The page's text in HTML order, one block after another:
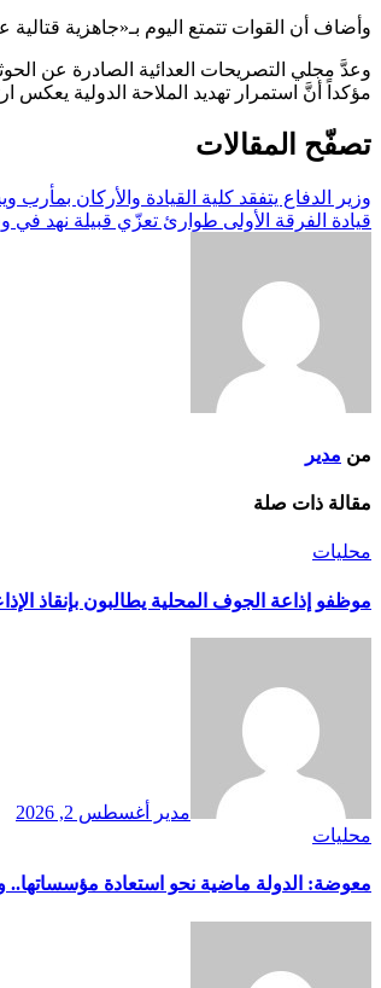
وأضاف أن القوات تتمتع اليوم بـ«جاهزية
وعدَّ مجلي التصريحات العدائية الصادرة عن
مؤكداً أنَّ استمرار تهديد الملاحة الدولية يعكس
تصفّح المقالات
وزير الدفاع يتفقد كلية القيادة والأركان بمأرب
قيادة الفرقة الأولى طوارئ تعزّي قبيلة نهد
من مدير
مقالة ذات صلة
محليات
موظفو إذاعة الجوف المحلية يطالبون بإنقاذ
مدير
أغسطس 2, 2026
محليات
معوضة: الدولة ماضية نحو استعادة مؤسساتها..